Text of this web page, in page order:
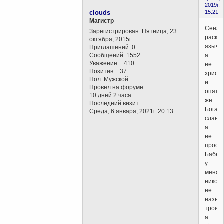
2019г.
15:21
clouds
Магистр
Зарегистрирован: Пятница, 23
октября, 2015г.
Приглашений: 0
Сообщений: 1552
Уважение: +410
Позитив: +37
Пол: Мужской
Провел на форуме:
10 дней 2 часа
Последний визит:
Среда, 6 января, 2021г. 20:13
Сена
а
не
и
опять
же
Бога
а
не
Бабка
у
меня
не
а